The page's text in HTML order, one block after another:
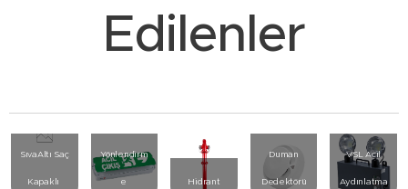
Edilenler
SıvaAltı Saç
Kapaklı
Yönlendirm
e Hidrant
Duman
Dedektörü
VSL Acil
Aydınlatma